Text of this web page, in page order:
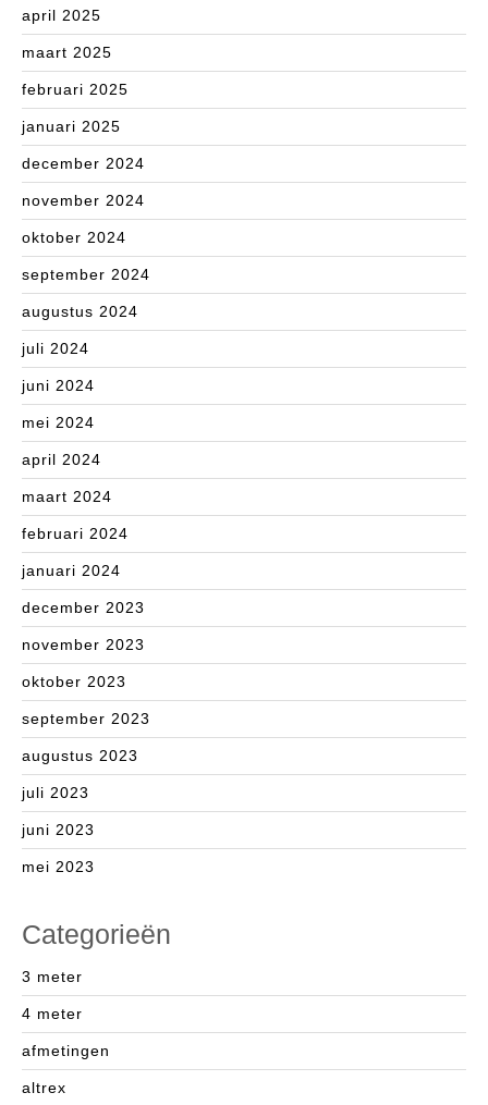
april 2025
maart 2025
februari 2025
januari 2025
december 2024
november 2024
oktober 2024
september 2024
augustus 2024
juli 2024
juni 2024
mei 2024
april 2024
maart 2024
februari 2024
januari 2024
december 2023
november 2023
oktober 2023
september 2023
augustus 2023
juli 2023
juni 2023
mei 2023
Categorieën
3 meter
4 meter
afmetingen
altrex